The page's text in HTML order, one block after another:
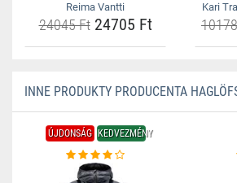
Reima Vantti
24045 Ft24705 Ft
Kari
INNE PRODUKTY PRODUCENTA
ÚJDONSÁG KEDVEZMÉNY